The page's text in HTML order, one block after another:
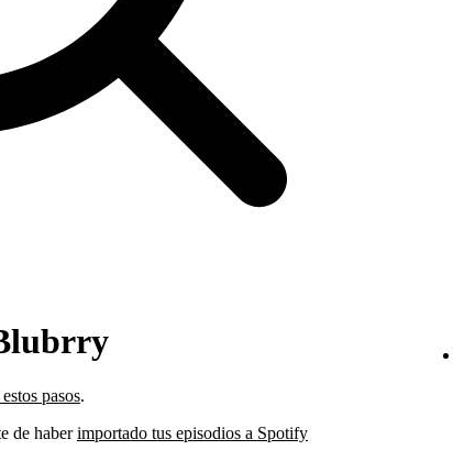
pasos.
de haberimportado tus episodios a Spotify